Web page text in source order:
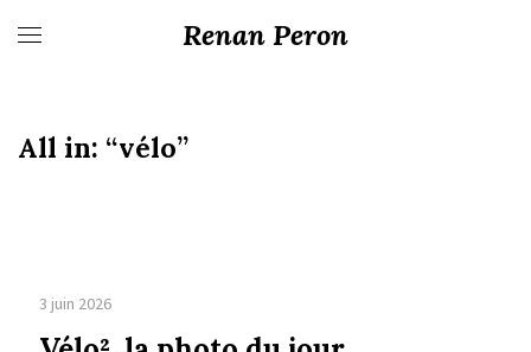
Renan Peron
All in: “vélo”
3 juin 2026